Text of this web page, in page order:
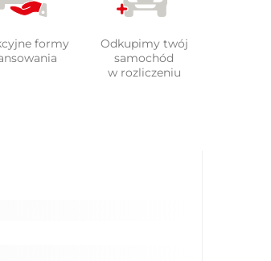
formy
Odkupimy twój
samochód
w rozliczeniu